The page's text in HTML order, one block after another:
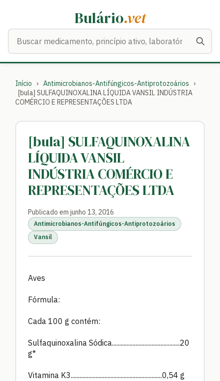
Bulário.vet
Início › Antimicrobianos-Antifúngicos-Antiprotozoários
›
[bula] SULFAQUINOXALINA LÍQUIDA VANSIL INDÚSTRIA
COMÉRCIO E REPRESENTAÇÕES LTDA
[bula] SULFAQUINOXALINA
LÍQUIDA VANSIL
INDÚSTRIA COMÉRCIO E
REPRESENTAÇÕES LTDA
Publicado em junho 13, 2016
Antimicrobianos-Antifúngicos-Antiprotozoários
Vansil
Aves
Fórmula:
Cada 100 g contém:
Sulfaquinoxalina Sódica..............................................20
g*
Vitamina K3..............................................................0,54 g